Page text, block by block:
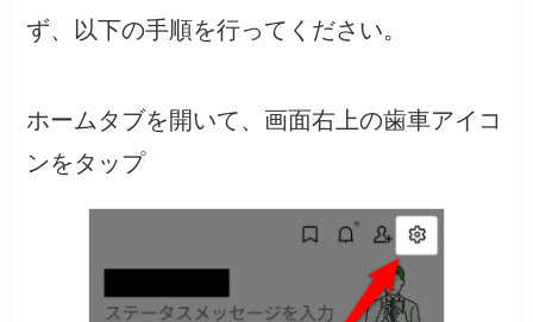
ず、以下の手順を行ってください。
ホームタブを開いて、画面右上の歯車アイコ
ンをタップ